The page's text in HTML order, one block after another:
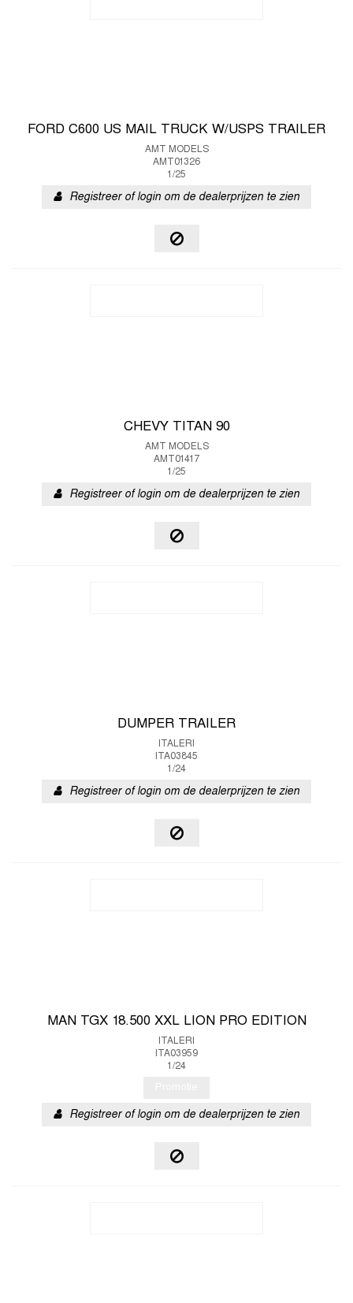
FORD C600 US MAIL TRUCK W/USPS TRAILER
AMT MODELS
AMT01326
1/25
Registreer of login om de dealerprijzen te zien
CHEVY TITAN 90
AMT MODELS
AMT01417
1/25
Registreer of login om de dealerprijzen te zien
DUMPER TRAILER
ITALERI
ITA03845
1/24
Registreer of login om de dealerprijzen te zien
MAN TGX 18.500 XXL LION PRO EDITION
ITALERI
ITA03959
1/24
Registreer of login om de dealerprijzen te zien